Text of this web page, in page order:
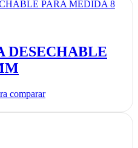
DESECHABLE
comparar